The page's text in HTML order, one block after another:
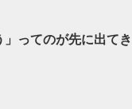
ってのが先に出てき